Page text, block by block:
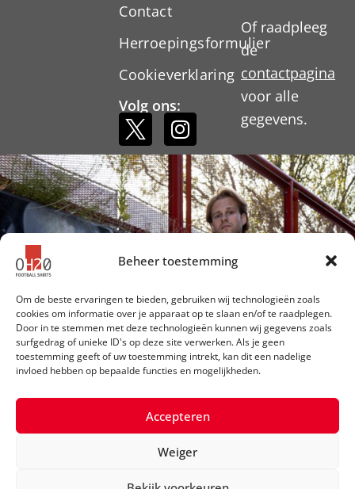
Beheer toestemming
Om de beste ervaringen te bieden, gebruiken wij technologieën zoals
cookies om informatie over je apparaat op te slaan en/of te raadplegen.
Door in te stemmen met deze technologieën kunnen wij gegevens zoals
surfgedrag of unieke ID's op deze site verwerken. Als je geen
toestemming geeft of uw toestemming intrekt, kan dit een nadelige
invloed hebben op bepaalde functies en mogelijkheden.
Accepteren
Weiger
Contact
Herroepingsformulier
Cookieverklaring
Volg ons:
Of raadpleeg
de
contactpagina
voor alle
gegevens.
©2026 OH20 Football Shirts